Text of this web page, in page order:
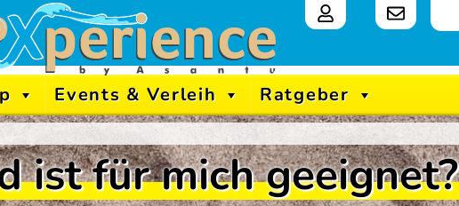
Events & Verleih Ratgeber
ist für mich geeignet?